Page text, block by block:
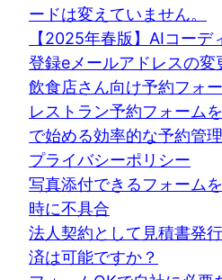
ードは変えていません。
【2025年春版】AIコーデ
登録eメールアドレスの変
飲食店さん向け予約フォ
レストラン予約フォーム
で始める効率的な予約管理
プライバシーポリシー
写真添付できるフォーム
時に不具合
法人契約として見積書発
済は可能ですか？